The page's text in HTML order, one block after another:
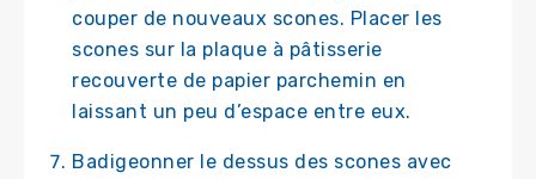
couper de nouveaux scones. Placer les
scones sur la plaque à pâtisserie
recouverte de papier parchemin en
laissant un peu d’espace entre eux.
Badigeonner le dessus des scones avec